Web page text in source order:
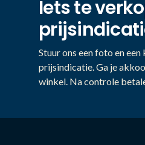
Iets te
Stuur ons een foto en
prijsindicatie. Ga je
winkel. Na controle